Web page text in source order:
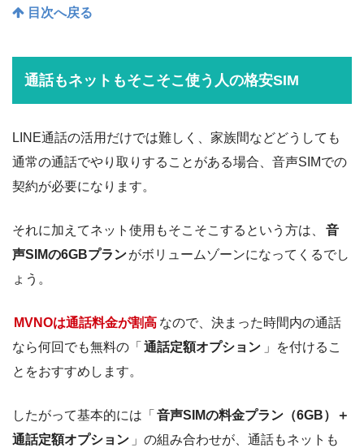
目次へ戻る
通話もネットもそこそこ使う人の格安SIM
LINE通話の活用だけでは難しく、家族間などどうしても
通常の通話でやり取りすることがある場合、音声SIMでの
契約が必要になります。
それに加えてネット使用もそこそこするという方は、
音
声SIMの6GBプランがボリュームゾーンになってくるでし
ょう。
MVNOは通話料金が割高 なので、決まった時間内の通話
なら何回でも無料の「 通話定額オプション 」を付けるこ
とをおすすめします。
したがって基本的には「 音声SIMの料金プラン（6GB）＋
通話定額オプション 」の組み合わせが、通話もネットも